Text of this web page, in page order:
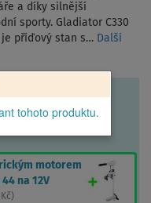
a díky silnější
sporty. Gladiator C330
je příďový stan s… Další
tohoto produktu.
motorem
44 na 12V
)